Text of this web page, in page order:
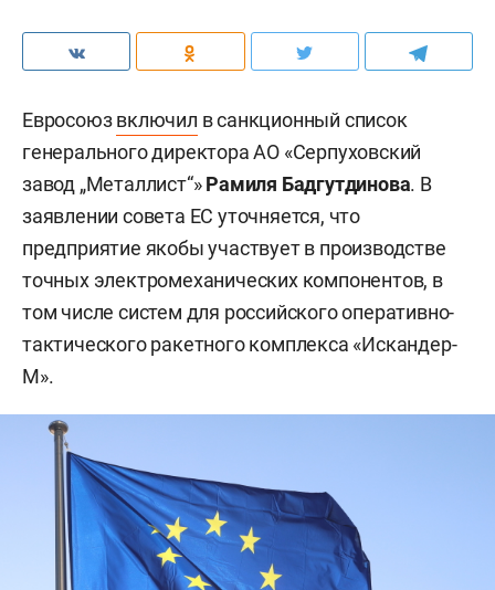
Евросоюзвключил в санкционный список
генерального директора АО «Серпуховский
завод „Металлист“»Рамиля Бадгутдинова. В
заявлении совета ЕС уточняется, что
предприятие якобы участвует в производстве
точных электромеханических компонентов, в
том числе систем для российского оперативно-
тактического ракетного комплекса «Искандер-
М».